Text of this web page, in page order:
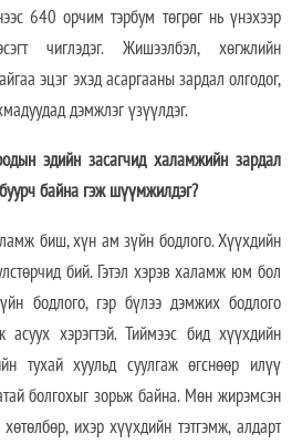
640 орчим тэрбум төгрөг нь үнэхээр
чиглэдэг. Жишээлбэл, хөгжлийн
эцэг эхэд асаргааны зардал олгодог,
дэмжлэг үзүүлдэг.
эдийн засагчид халамжийн зардал
байна гэж шүүмжилдэг?
биш, хүн ам зүйн бодлого. Хүүхдийн
бий. Гэтэл хэрэв халамж юм бол
бодлого, гэр бүлээ дэмжих бодлого
хэрэгтэй. Тиймээс бид хүүхдийн
тухай хуульд суулгаж өгснөөр илүү
болгохыг зорьж байна. Мөн жирэмсэн
ихэр хүүхдийн тэтгэмж, алдарт